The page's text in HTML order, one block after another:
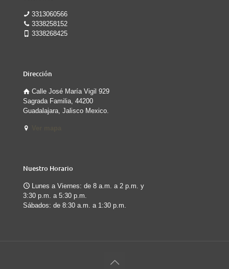
3313060566
3338258152
3338268425
Dirección
Calle José María Vigil 929
Sagrada Familia, 44200
Guadalajara, Jalisco Mexico.
Nuestro Horario
Lunes a Viernes: de 8 a.m. a 2 p.m. y
3:30 p.m. a 5:30 p.m.
Sábados: de 8:30 a.m. a 1:30 p.m.